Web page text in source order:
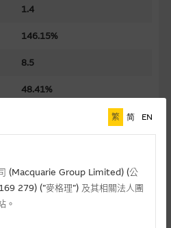
1.4
146.15%
8.5
48.41%
02/06/2026
25/11/2026
繁 简 EN
(Macquarie Group Limited) (公
279) (”麥格理”) 及其相關法人團
。